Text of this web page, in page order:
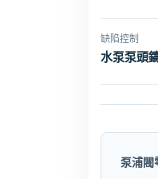
缺陷控制
水泵泵頭
泵浦閥